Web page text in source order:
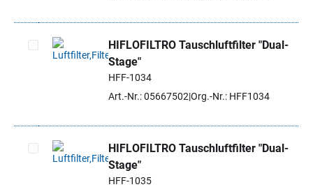
Artikel auswählen
HIFLOFILTRO Tauschluftfilter "Dual-
Stage"
HFF-1034
Art.-Nr.: 05667502 Org.-Nr.: HFF1034
Artikel auswählen
HIFLOFILTRO Tauschluftfilter "Dual-
Stage"
HFF-1035